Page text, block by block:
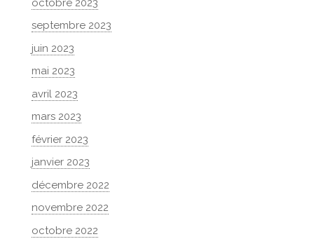
septembre 2023
juin 2023
mai 2023
avril 2023
mars 2023
février 2023
janvier 2023
décembre 2022
novembre 2022
octobre 2022